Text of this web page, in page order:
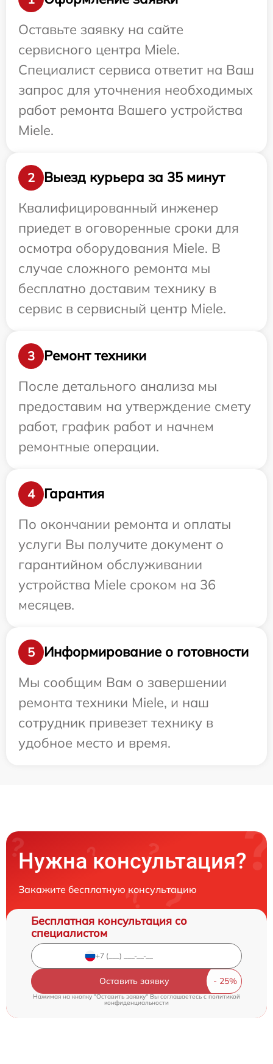
Оставьте заявку на сайте
сервисного центра Miele.
Специалист сервиса ответит на Ваш
запрос для уточнения необходимых
работ ремонта Вашего устройства
Miele.
2
Выезд курьера за 35 минут
Квалифицированный инженер
приедет в оговоренные сроки для
осмотра оборудования Miele. В
случае сложного ремонта мы
бесплатно доставим технику в
сервис в сервисный центр Miele.
3
Ремонт техники
После детального анализа мы
предоставим на утверждение смету
работ, график работ и начнем
ремонтные операции.
4
Гарантия
По окончании ремонта и оплаты
услуги Вы получите документ о
гарантийном обслуживании
устройства Miele сроком на 36
месяцев.
5
Информирование о готовности
Мы сообщим Вам о завершении
ремонта техники Miele, и наш
сотрудник привезет технику в
удобное место и время.
Нужна консультация?
Закажите бесплатную консультацию
Бесплатная консультация со
специалистом
Оставить заявку
Нажимая на кнопку "Оставить заявку" Вы соглашаетесь cполитикой
конфиденциальности